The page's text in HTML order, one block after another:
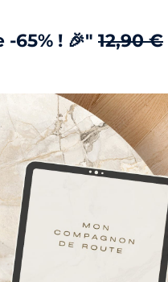
-65% ! 🎉" 12,90 €